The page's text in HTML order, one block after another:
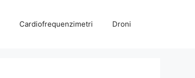
Cardiofrequenzimetri Droni